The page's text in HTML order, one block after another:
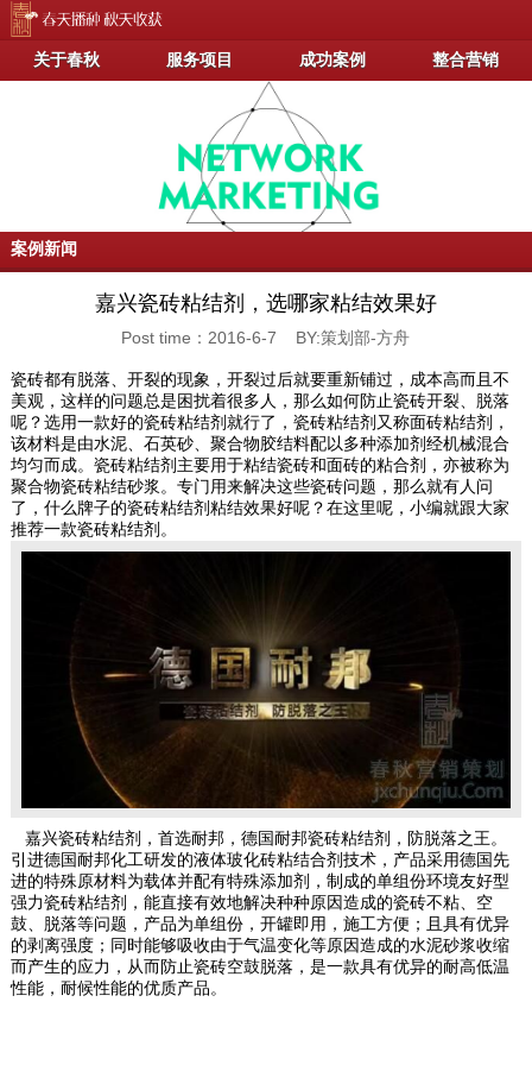
关于春秋 服务项目 成功案例 整合营销
案例新闻
嘉兴瓷砖粘结剂，选哪家粘结效果好
Post time：2016-6-7 BY:策划部-方舟
瓷砖都有脱落、开裂的现象，开裂过后就要重新铺过，成本高而且不
美观，这样的问题总是困扰着很多人，那么如何防止瓷砖开裂、脱落
呢？选用一款好的瓷砖粘结剂就行了，瓷砖粘结剂又称面砖粘结剂，
该材料是由水泥、石英砂、聚合物胶结料配以多种添加剂经机械混合
均匀而成。瓷砖粘结剂主要用于粘结瓷砖和面砖的粘合剂，亦被称为
聚合物瓷砖粘结砂浆。专门用来解决这些瓷砖问题，那么就有人问
了，什么牌子的瓷砖粘结剂粘结效果好呢？在这里呢，小编就跟大家
推荐一款瓷砖粘结剂。
嘉兴瓷砖粘结剂，首选耐邦，德国耐邦瓷砖粘结剂，防脱落之王。
引进德国耐邦化工研发的液体玻化砖粘结合剂技术，产品采用德国先
进的特殊原材料为载体并配有特殊添加剂，制成的单组份环境友好型
强力瓷砖粘结剂，能直接有效地解决种种原因造成的瓷砖不粘、空
鼓、脱落等问题，产品为单组份，开罐即用，施工方便；且具有优异
的剥离强度；同时能够吸收由于气温变化等原因造成的水泥砂浆收缩
而产生的应力，从而防止瓷砖空鼓脱落，是一款具有优异的耐高低温
性能，耐候性能的优质产品。